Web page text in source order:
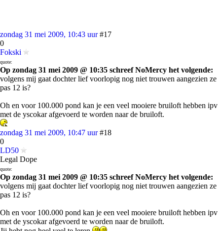
zondag 31 mei 2009, 10:43 uur #17
0
Fokski
quote:
Op zondag 31 mei 2009 @ 10:35 schreef NoMercy het volgende:
volgens mij gaat dochter lief voorlopig nog niet trouwen aangezien ze
pas 12 is?
Oh en voor 100.000 pond kan je een veel mooiere bruiloft hebben ipv
met de yscokar afgevoerd te worden naar de bruiloft.
zondag 31 mei 2009, 10:47 uur #18
0
LD50
Legal Dope
quote:
Op zondag 31 mei 2009 @ 10:35 schreef NoMercy het volgende:
volgens mij gaat dochter lief voorlopig nog niet trouwen aangezien ze
pas 12 is?
Oh en voor 100.000 pond kan je een veel mooiere bruiloft hebben ipv
met de yscokar afgevoerd te worden naar de bruiloft.